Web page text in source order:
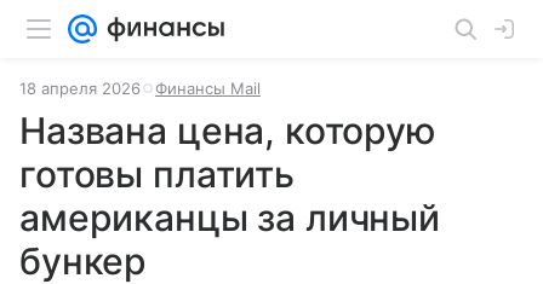
18 апреля 2026 Финансы Mail
Названа цена, которую
готовы платить
американцы за личный
бункер